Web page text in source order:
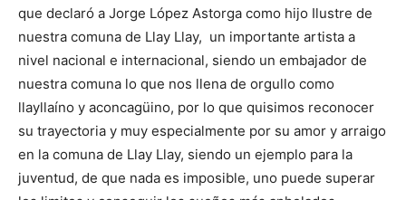
que declaró a Jorge López Astorga como hijo Ilustre de
nuestra comuna de Llay Llay, un importante artista a
nivel nacional e internacional, siendo un embajador de
nuestra comuna lo que nos llena de orgullo como
llayllaíno y aconcagüino, por lo que quisimos reconocer
su trayectoria y muy especialmente por su amor y arraigo
en la comuna de Llay Llay, siendo un ejemplo para la
juventud, de que nada es imposible, uno puede superar